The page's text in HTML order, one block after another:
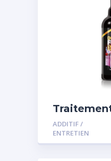
spécial
ADDITIF /
ENTRETIEN